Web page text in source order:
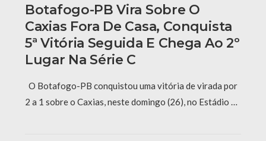
Botafogo-PB Vira Sobre O
Caxias Fora De Casa, Conquista
5ª Vitória Seguida E Chega Ao 2º
Lugar Na Série C
O Botafogo-PB conquistou uma vitória de virada por
2 a 1 sobre o Caxias, neste domingo (26), no Estádio …